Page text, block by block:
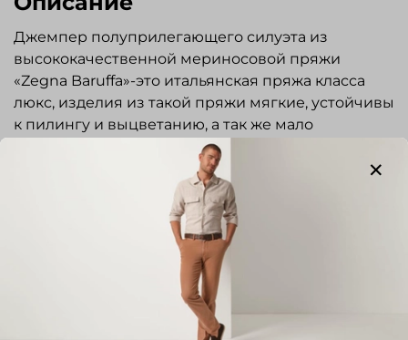
Джемпер полуприлегающего силуэта из
высококачественной мериносовой пряжи
«Zegna Baruffa»-это итальянская пряжа класса
люкс, изделия из такой пряжи мягкие, устойчивы
к пилингу и выцветанию, а так же мало
подвержены усадке. Округлый вырез горловины
обработан двойной резинкой. Низ изделия и
рукавов на резинке. Стильная и элегантная вещь
отлично подойдет для повседневной носки.
Отзывов еще никто не оставлял